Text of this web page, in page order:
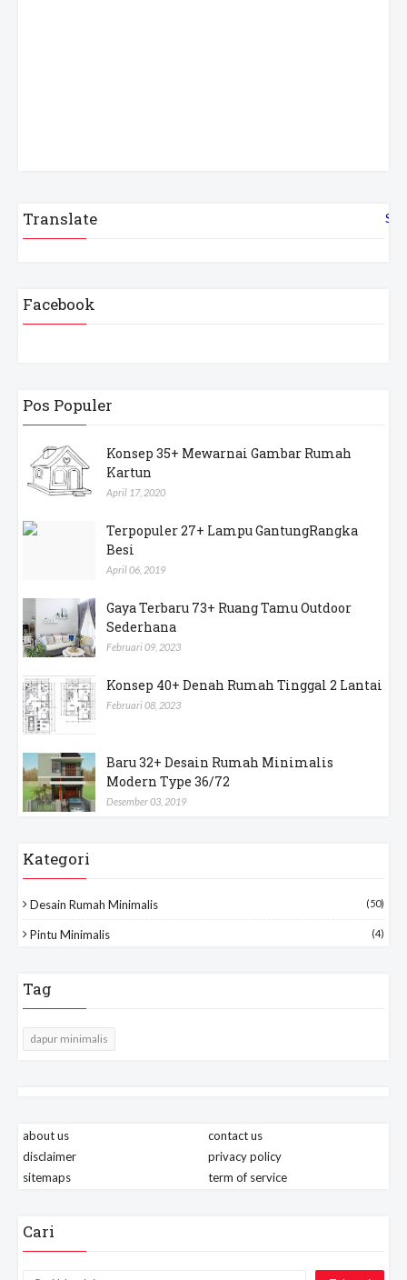
Translate
Facebook
Pos Populer
Konsep 35+ Mewarnai Gambar Rumah
Kartun
April 17, 2020
Terpopuler 27+ Lampu GantungRangka
Besi
April 06, 2019
Gaya Terbaru 73+ Ruang Tamu Outdoor
Sederhana
Februari 09, 2023
Konsep 40+ Denah Rumah Tinggal 2 Lantai
Februari 08, 2023
Baru 32+ Desain Rumah Minimalis
Modern Type 36/72
Desember 03, 2019
Kategori
Desain Rumah Minimalis (50)
Pintu Minimalis (4)
Tag
dapur minimalis
about us
contact us
disclaimer
privacy policy
sitemaps
term of service
Cari